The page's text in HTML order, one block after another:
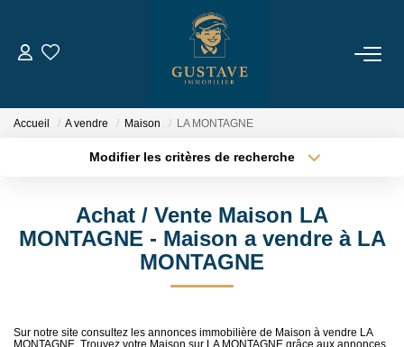
ACHETER
NOTRE AGENCE
Notre Équipe
Accueil A vendre Maison LA MONTAGNE
Modifier les critères de recherche
Sélectionnez...
Type de bienAchat / Vente Maison LA
MONTAGNE - Maison a vendre à LA
MONTAGNE
Sur notre site consultez les annonces immobilière de Maison à vendre LA
MONTAGNE. Trouvez votre Maison sur LA MONTAGNE grâce aux annonces